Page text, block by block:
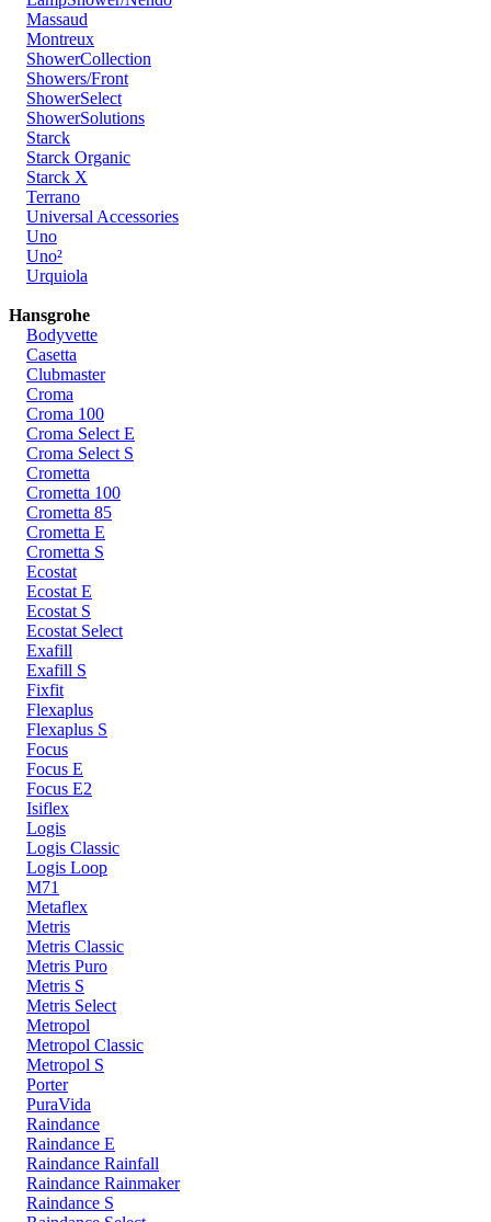
Massaud
Montreux
ShowerCollection
Showers/Front
ShowerSelect
ShowerSolutions
Starck
Starck Organic
Starck X
Terrano
Universal Accessories
Uno
Uno²
Urquiola
Hansgrohe
Bodyvette
Casetta
Clubmaster
Croma
Croma 100
Croma Select E
Croma Select S
Crometta
Crometta 100
Crometta 85
Crometta E
Crometta S
Ecostat
Ecostat E
Ecostat S
Ecostat Select
Exafill
Exafill S
Fixfit
Flexaplus
Flexaplus S
Focus
Focus E
Focus E2
Isiflex
Logis
Logis Classic
Logis Loop
M71
Metaflex
Metris
Metris Classic
Metris Puro
Metris S
Metris Select
Metropol
Metropol Classic
Metropol S
Porter
PuraVida
Raindance
Raindance E
Raindance Rainfall
Raindance Rainmaker
Raindance S